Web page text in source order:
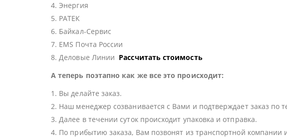
4. Энергия
5. РАТЕК
6. Байкал-Сервис
7. EMS Почта России
8. Деловые Линии Рассчитать стоимость
А теперь поэтапно как же все это происходит:
1. Вы делайте заказ.
2. Наш менеджер созванивается с Вами и подтверждает заказ по
3. Далее в течении суток происходит упаковка и отправка.
4. По прибытию заказа, Вам позвонят из транспортной компании